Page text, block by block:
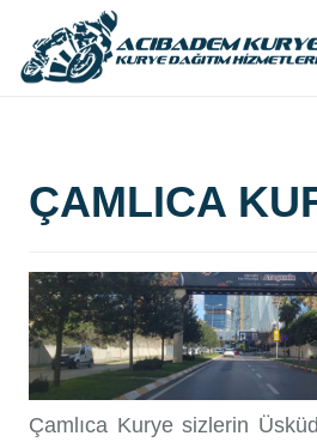
HAKKIMIZDA
ACIBADEM BÖLGELERI
ÜCRETLERIMIZ
BIZE ULAŞIN
ÇAMLICA
Çamlıca Kurye sizlerin